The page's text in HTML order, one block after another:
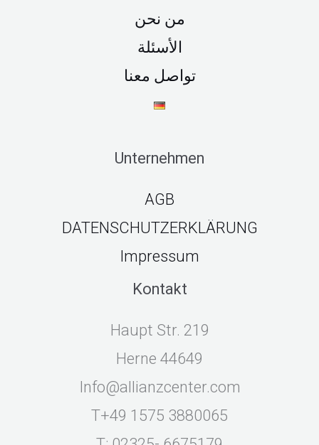
من نحن
الأسئلة
تواصل معنا
Unternehmen
AGB
DATENSCHUTZERKLÄRUNG
Impressum
Kontakt
Haupt Str. 219
44649 Herne
Info@allianzcenter.com
T+49 1575 3880065